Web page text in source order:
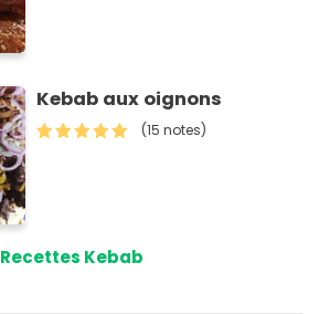
Kebab aux oignons
(15 notes)
Recettes Kebab